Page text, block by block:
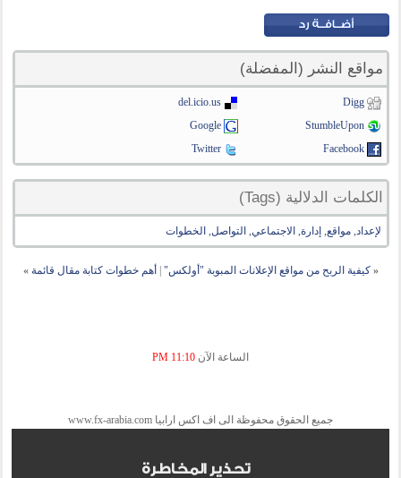
مواقع النشر (المفضلة)
Digg
del.icio.us
StumbleUpon
Google
Facebook
Twitter
الكلمات الدلالية (Tags)
لإعداد,مواقع, إدارة, الاجتماعي, التواصل, الخطوات
« كيفية الربح من مواقع الإعلانات المبوبة "أولكس" أهم خطوات كتابة مقال قائمة »
الساعة الآن 11:10 PM
جميع الحقوق محفوظة الى اف اكس ارابيا www.fx-arabia.com
تحذير المخاطرة